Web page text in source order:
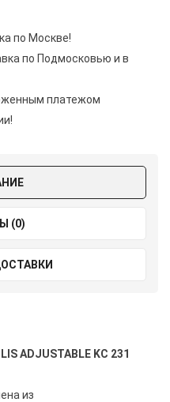
по Москве!
по Подмосковью и в
платежом
(0)
ADJUSTABLE KC 231
из